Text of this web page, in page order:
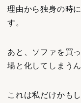
理由から独身の時
す。
あと、ソファを買
場と化してしまうん
これは私だけかも